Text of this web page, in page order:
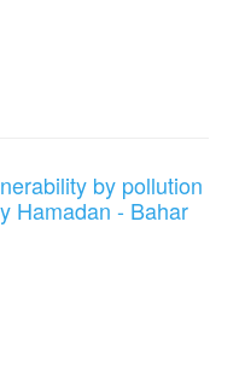
by pollution
Hamadan - Bahar